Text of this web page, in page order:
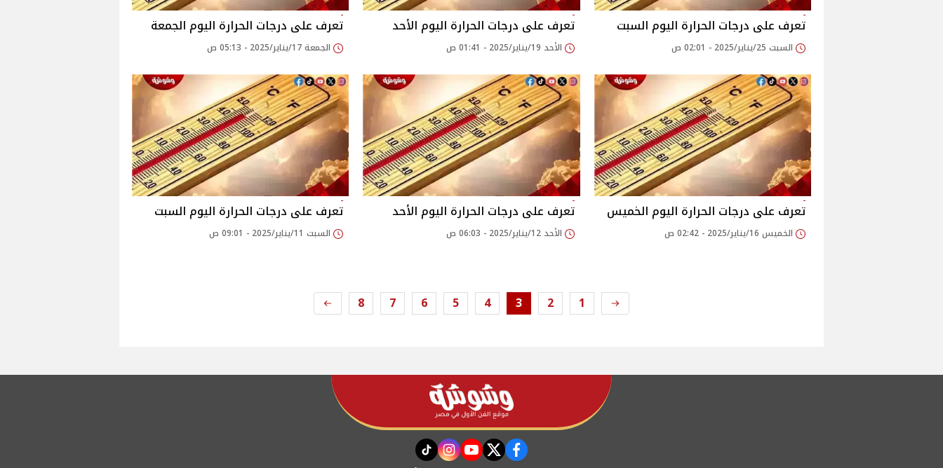
تعرف على درجات الحرارة اليوم السبت
السبت 25/يناير/2025 - 02:01 ص
تعرف على درجات الحرارة اليوم الأحد
الأحد 19/يناير/2025 - 01:41 ص
تعرف على درجات الحرارة اليوم الجمعة
الجمعة 17/يناير/2025 - 05:13 ص
تعرف على درجات الحرارة اليوم الخميس
الخميس 16/يناير/2025 - 02:42 ص
تعرف على درجات الحرارة اليوم الأحد
الأحد 12/يناير/2025 - 06:03 ص
تعرف على درجات الحرارة اليوم السبت
السبت 11/يناير/2025 - 09:01 ص
1
2
3
4
5
6
7
8
facebook
twitter
youtube
instagram
tiktok